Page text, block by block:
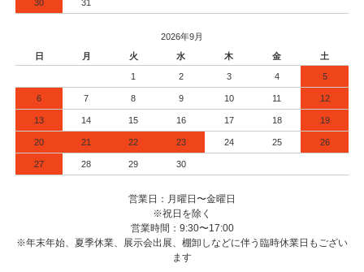
30 31
2026年9月
日
月 火 水 木 金 土
1 2 3 4 5
6 7 8 9 10 11 12
13 14 15 16 17 18 19
20 21 22 23 24 25 26
27 28 29 30
営業日：月曜日〜金曜日
※祝日を除く
営業時間：9:30〜17:00
※年末年始、夏季休業、展示会出展、棚卸しなどに伴う臨時休業日もござい
ます